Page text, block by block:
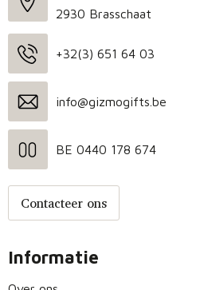
2930 Brasschaat
+32(3) 651 64 03
info@gizmogifts.be
BE 0440 178 674
Contacteer ons
Informatie